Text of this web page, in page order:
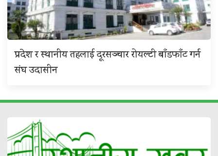
प्रदेश र स्थानीय तहलाई दूरसञ्चार रोयल्टी बाँडफाँट गर्न
संघ उदासीन